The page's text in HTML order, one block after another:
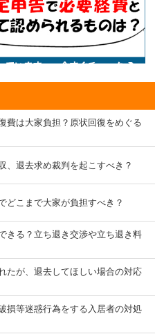
費は大家負担？原状回復をめぐる
、退去求め裁判を起こすべき？
どこまで大家が負担すべき？
きる？立ち退き交渉や立ち退き料
たが、退去してほしい場合の対応
損等迷惑行為をする入居者の対処